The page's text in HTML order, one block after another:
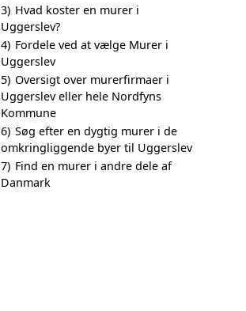
3) Hvad koster en murer i
Uggerslev?
4) Fordele ved at vælge Murer i
Uggerslev
5) Oversigt over murerfirmaer i
Uggerslev eller hele Nordfyns
Kommune
6) Søg efter en dygtig murer i de
omkringliggende byer til Uggerslev
7) Find en murer i andre dele af
Danmark